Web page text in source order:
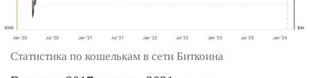
Статистика по кошелькам в сети Биткоина